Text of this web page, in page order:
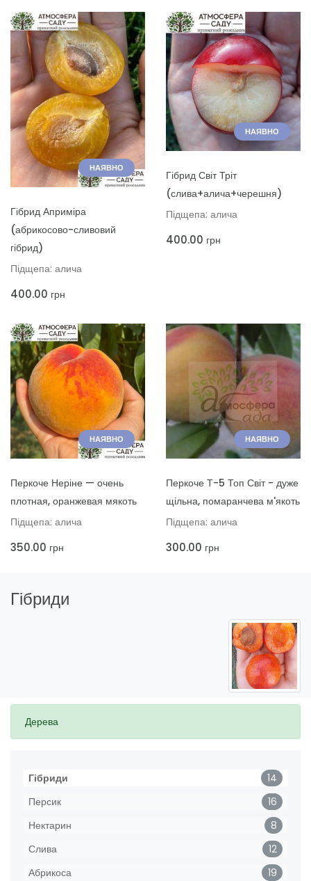
Дерева
Гібриди
14
Персик
16
Нектарин
8
Слива
12
Абрикоса
19
НАЯВНО
Гібрид Априміра
(абрикосово-сливовий
гібрид)
Підщепа: алича
400.00 грн
НАЯВНО
Гібрид Світ Тріт
(слива+алича+черешня)
Підщепа: алича
400.00 грн
НАЯВНО
Перкоче Неріне — очень
плотная, оранжевая мякоть
Підщепа: алича
350.00 грн
НАЯВНО
ДОДАТИ ДО КОШИКА
Перкоче Т-5 Топ Світ - дуже
щільна, помаранчева м'якоть
Підщепа: алича
300.00 грн
Гібриди